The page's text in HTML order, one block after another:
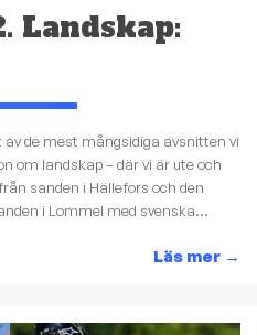
Landskap:
de mest mångsidiga avsnitten vi
om landskap – där vi är ute och
sanden i Hällefors och den
i Lommel med svenska...
Läs mer →